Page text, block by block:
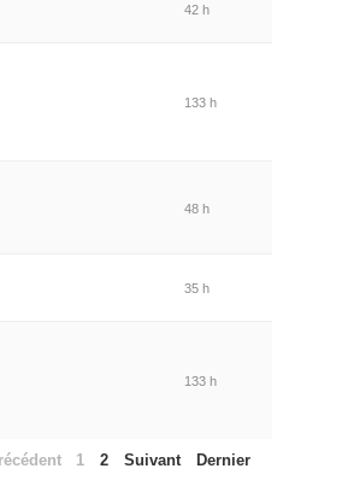
42 h
133 h
48 h
35 h
133 h
1 2 Suivant Dernier